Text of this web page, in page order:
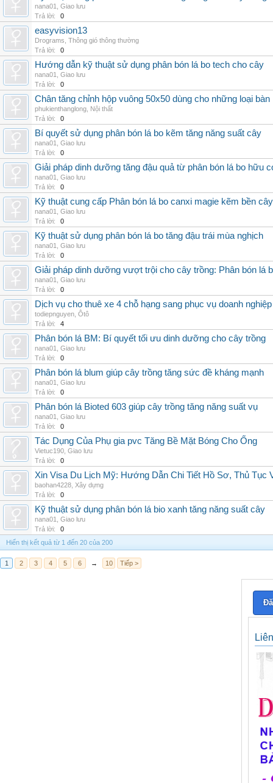
nana01
Giao lưu
Trả lời:
0
easyvision13
Drograms Thông gió thông thường
Trả lời:
0
Hướng dẫn kỹ thuật sử dụng phân bón lá bo tech cho cây
nana01
Giao lưu
Trả lời:
0
Chân tăng chỉnh hộp vuông 50x50 dùng cho những loại bàn
phukienthanglong Nội thất
Trả lời:
0
Bí quyết sử dụng phân bón lá bo kẽm tăng năng suất cây
nana01
Giao lưu
Trả lời:
0
Giải pháp dinh dưỡng tăng đậu quả từ phân bón lá bo hữu
nana01
Giao lưu
Trả lời:
0
Kỹ thuật cung cấp Phân bón lá bo canxi magie kẽm bền cây
nana01
Giao lưu
Trả lời:
0
Kỹ thuật sử dụng phân bón lá bo tăng đậu trái mùa nghịch
nana01
Giao lưu
Trả lời:
0
Giải pháp dinh dưỡng vượt trội cho cây trồng: Phân bón lá
nana01
Giao lưu
Trả lời:
0
Dịch vụ cho thuê xe 4 chỗ hạng sang phục vụ doanh
todiepnguyen Ôtô
Trả lời:
4
Phân bón lá BM: Bí quyết tối ưu dinh dưỡng cho cây trồng
nana01
Giao lưu
Trả lời:
0
Phân bón lá blum giúp cây trồng tăng sức đề kháng mạnh
nana01
Giao lưu
Trả lời:
0
Phân bón lá Bioted 603 giúp cây trồng tăng năng suất vụ
nana01
Giao lưu
Trả lời:
0
Tác Dụng Của Phụ gia pvc Tăng Bề Mặt Bóng Cho Ống
Vietuc190 Giao lưu
Trả lời:
0
Xin Visa Du Lịch Mỹ: Hướng Dẫn Chi Tiết Hồ Sơ, Thủ Tục
baohan4228 Xây dựng
Trả lời:
0
Kỹ thuật sử dụng phân bón lá bio xanh tăng năng suất cây
nana01
Giao lưu
Trả lời:
0
Hiển thị kết quả từ 1 đến 20 của 200
1 2 3 4 5 6 → 10 Tiếp >